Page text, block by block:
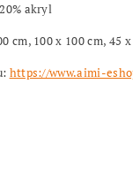
akryl
cm, 100 x 100 cm, 45
https://www.aimi-